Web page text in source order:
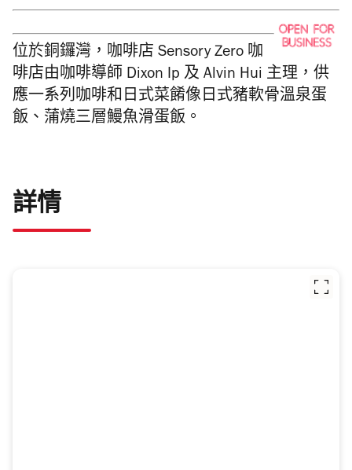
位於銅鑼灣，咖啡店 Sensory Zero 咖
啡店由咖啡導師 Dixon Ip 及 Alvin Hui 主理，供
應一系列咖啡和日式菜餚像日式豬軟骨溫泉蛋
飯、蒲燒三層鰻魚滑蛋飯。
詳情